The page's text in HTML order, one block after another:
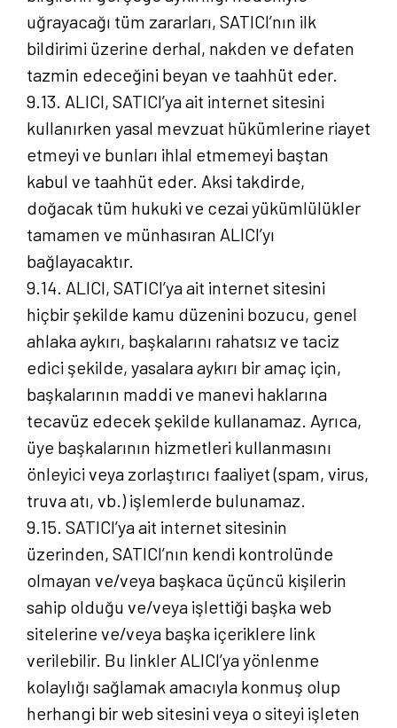
uğrayacağı tüm zararları, SATICI’nın ilk
bildirimi üzerine derhal, nakden ve defaten
tazmin edeceğini beyan ve taahhüt eder.
9.13. ALICI, SATICI’ya ait internet sitesini
kullanırken yasal mevzuat hükümlerine riayet
etmeyi ve bunları ihlal etmemeyi baştan
kabul ve taahhüt eder. Aksi takdirde,
doğacak tüm hukuki ve cezai yükümlülükler
tamamen ve münhasıran ALICI’yı
bağlayacaktır.
9.14. ALICI, SATICI’ya ait internet sitesini
hiçbir şekilde kamu düzenini bozucu, genel
ahlaka aykırı, başkalarını rahatsız ve taciz
edici şekilde, yasalara aykırı bir amaç için,
başkalarının maddi ve manevi haklarına
tecavüz edecek şekilde kullanamaz. Ayrıca,
üye başkalarının hizmetleri kullanmasını
önleyici veya zorlaştırıcı faaliyet (spam, virus,
truva atı, vb.) işlemlerde bulunamaz.
9.15. SATICI’ya ait internet sitesinin
üzerinden, SATICI’nın kendi kontrolünde
olmayan ve/veya başkaca üçüncü kişilerin
sahip olduğu ve/veya işlettiği başka web
sitelerine ve/veya başka içeriklere link
verilebilir. Bu linkler ALICI’ya yönlenme
kolaylığı sağlamak amacıyla konmuş olup
herhangi bir web sitesini veya o siteyi işleten